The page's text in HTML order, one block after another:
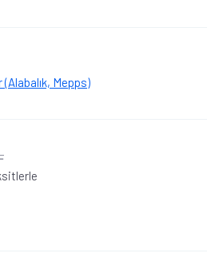
(Alabalık, Mepps)